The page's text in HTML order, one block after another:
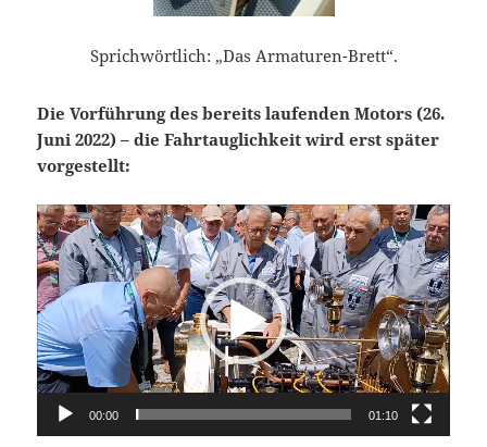
Sprichwörtlich: „Das Armaturen-Brett“.
Die Vorführung des bereits laufenden Motors (26.
Juni 2022) – die Fahrtauglichkeit wird erst später
vorgestellt:
Video-
Player
00:00 01:10